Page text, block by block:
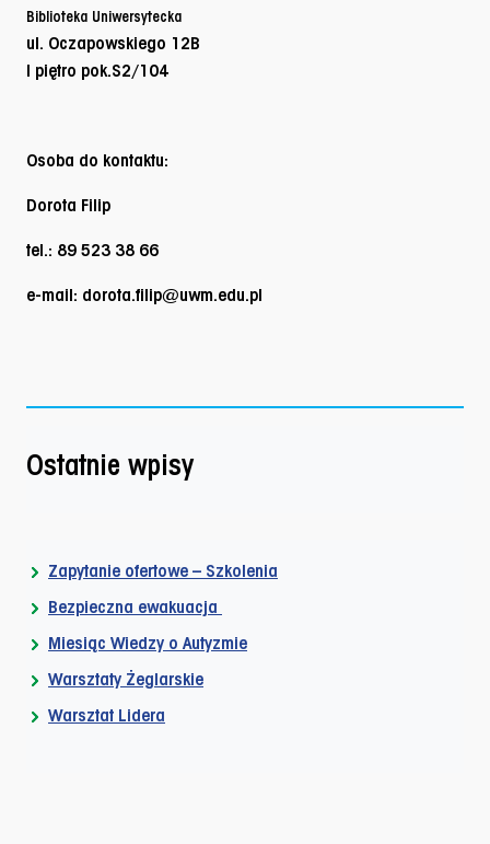
Biblioteka Uniwersytecka
ul. Oczapowskiego 12B
I piętro pok.S2/104
Osoba do kontaktu:
Dorota Filip
tel.: 89 523 38 66
e-mail: dorota.filip@uwm.edu.pl
Ostatnie wpisy
Zapytanie ofertowe – Szkolenia
Bezpieczna ewakuacja
Miesiąc Wiedzy o Autyzmie
Warsztaty Żeglarskie
Warsztat Lidera